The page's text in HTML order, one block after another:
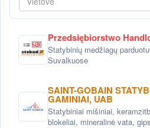
Przedsiębiorstwo
Statybinių medžiagų
Suvalkuose
SAINT-GOBAIN
GAMINIAI, UAB
Statybiniai mišiniai,
blokeliai, mineralinė vata,